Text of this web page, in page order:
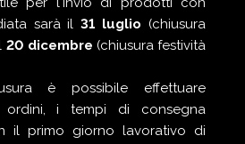
sarà il31 luglio (chiusura
20 dicembre (chiusura festività
è possibile effettuare
ordini, i tempi di consegna
il primo giorno lavorativo di